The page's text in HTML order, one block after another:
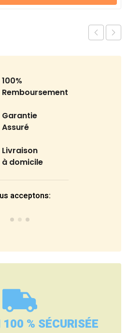
100%
Remboursement
Garantie
Assuré
Livraison
à domicile
acceptons:
% SÉCURISÉE